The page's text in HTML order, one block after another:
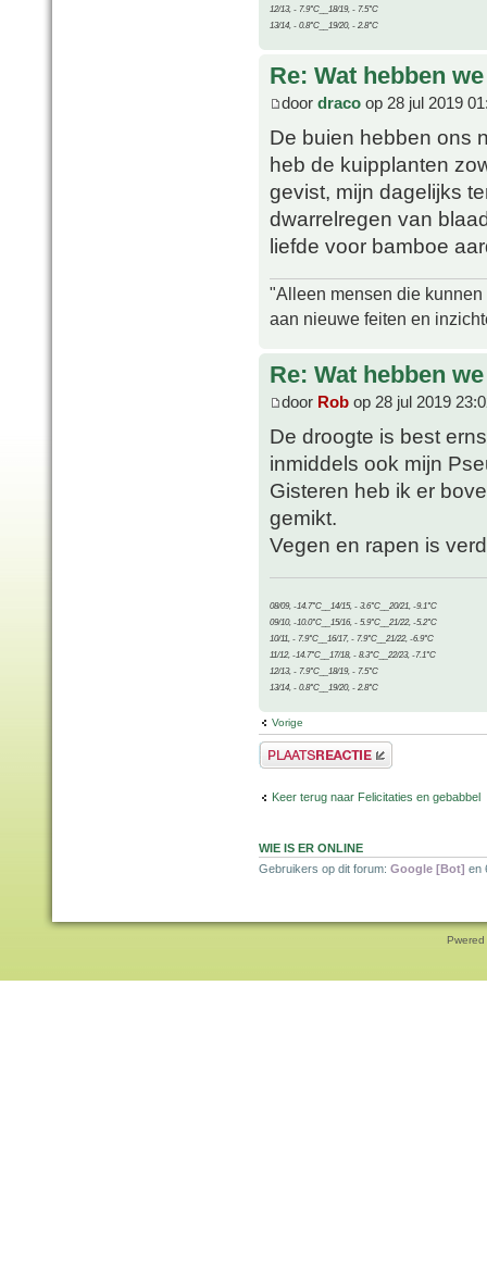
12/13, - 7.9°C__18/19, - 7.5°C
13/14, - 0.8°C__19/20, - 2.8°C
Re: Wat hebben
door draco op 28 jul 2019
De buien hebben ons
heb de kuipplanten
gevist, mijn dagelijks
dwarrelregen van
liefde voor bamboe
"Alleen mensen die
aan nieuwe feiten en
Re: Wat hebben
door Rob op 28 jul 2019
De droogte is best
inmiddels ook mijn
Gisteren heb ik er
gemikt.
Vegen en rapen is
08/09, -14.7°C__14/15, - 3.6°C__20/21, -9.1°C
09/10, -10.0°C__15/16, - 5.9°C__21/22, -5.2°C
10/11, - 7.9°C__16/17, - 7.9°C__21/22, -6.9°C
11/12, -14.7°C__17/18, - 8.3°C__22/23, -7.1°C
12/13, - 7.9°C__18/19, - 7.5°C
13/14, - 0.8°C__19/20, - 2.8°C
Vorige
Plaats een reactie
Keer terug naar Felicitaties en gebabbel
WIE IS ER ONLINE
Gebruikers op dit forum: Google [Bot] en